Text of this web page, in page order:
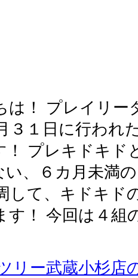
は！ プレイリー
３１日に行われ
！ プレキドキド
い、６カ月未満
して、キドキド
す！ 今回は４
リー武蔵小杉店